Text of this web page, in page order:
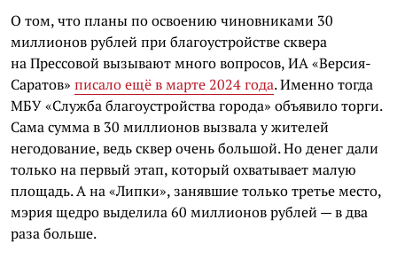
О том, что планы по освоению чиновниками 30
миллионов рублей при благоустройстве сквера
на Прессовой вызывают много вопросов, ИА «Версия-
Саратов» писало ещё в марте 2024 года. Именно тогда
МБУ «Служба благоустройства города» объявило торги.
Сама сумма в 30 миллионов вызвала у жителей
негодование, ведь сквер очень большой. Но денег дали
только на первый этап, который охватывает малую
площадь. А на «Липки», занявшие только третье место,
мэрия щедро выделила 60 миллионов рублей — в два
раза больше.